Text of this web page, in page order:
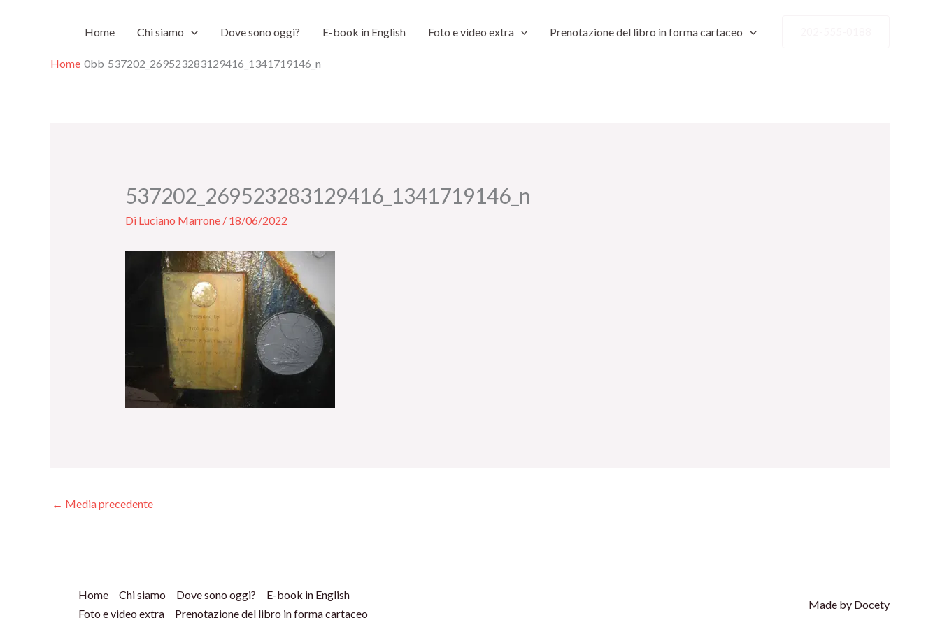
Home Chi siamo Dove sono oggi? E-book in English Foto e video extra Prenotazione del libro in forma cartaceo
Home 537202_269523283129416_1341719146_n
537202_269523283129416_1341719146_n
Di Luciano Marrone / 18/06/2022
← Media precedente
Home Chi siamo Dove sono oggi?
E-book in English
Foto e video extra
Prenotazione del libro in forma cartaceo
Made by Docety